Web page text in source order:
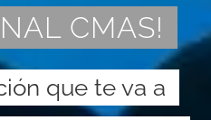
CMAS!
que te va a